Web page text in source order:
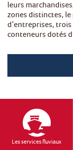
leurs
zones distinctes,
d’entreprises,
conteneurs dotés
Les services fluviaux